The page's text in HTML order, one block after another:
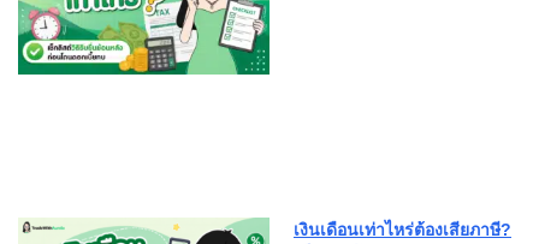
เงินเดือนเท่าไหร่ต้องเสียภาษี?